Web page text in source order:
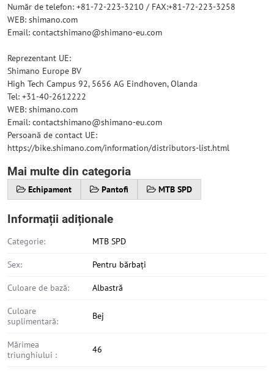
Număr de telefon: +81-72-223-3210 / FAX:+81-72-223-3258
WEB: shimano.com
Email: contactshimano@shimano-eu.com
Reprezentant UE:
Shimano Europe BV
High Tech Campus 92, 5656 AG Eindhoven, Olanda
Tel: +31-40-2612222
WEB: shimano.com
Email: contactshimano@shimano-eu.com
Persoană de contact UE:
https://bike.shimano.com/information/distributors-list.html
Mai multe din categoria
Echipament Pantofi MTB SPD
Informații adiționale
Categorie: MTB SPD
Sex: Pentru bărbați
Culoare de bază: Albastră
Culoare
suplimentară:
Bej
Mărimea
triunghiului :
46